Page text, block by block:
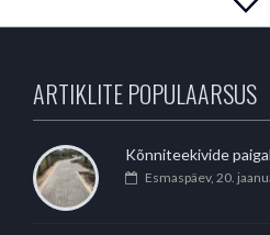
ARTIKLITE POPULAARSUS
Kõnniteekivide
Esmaspäev, 20.